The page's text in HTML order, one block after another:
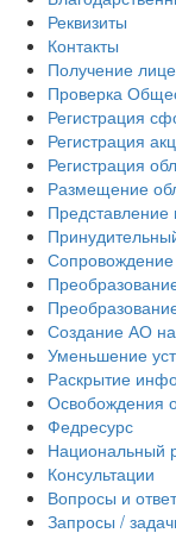
Реквизиты
Контакты
Получение
Проверка
Регистрация
Регистрация
Регистрация
Размещение
Создание АО
Уменьшение
Раскрытие
Освобождения
Федресурс
Национальный
Консультации
Вопросы и
Запросы /